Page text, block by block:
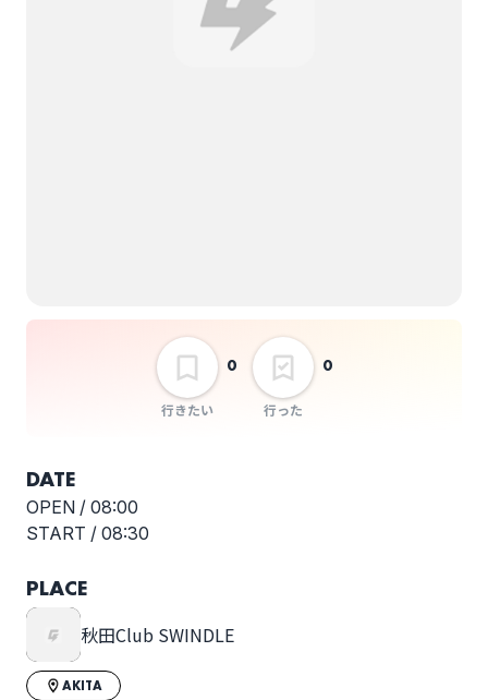
行きたい
0
行った
0
DATE
OPEN / 08:00
START / 08:30
PLACE
秋田Club SWINDLE
AKITA